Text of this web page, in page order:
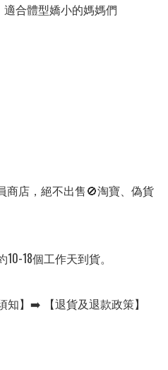
合體型嬌小的媽媽們
商店，絕不出售🚫淘寶、偽貨
18個工作天到貨。
知】➡️ 【退貨及退款政策】